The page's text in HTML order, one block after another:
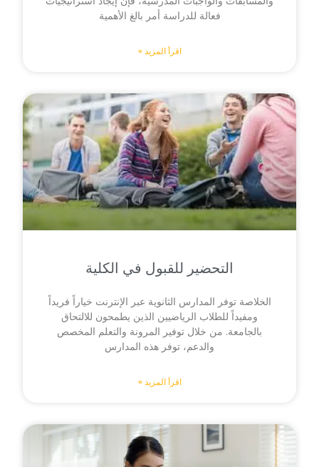
فعالة للدراسة أمر بالغ الأهمية
اقرأ المزيد »
التحضير للقبول في الكلية
الخلاصة توفر المدارس الثانوية عبر الإنترنت خياراً فريداً
ومفيداً للطلاب الرياضيين الذين يطمحون للالتحاق
بالجامعة. من خلال توفير المرونة والتعلم المخصص
والدعم، توفر هذه المدارس
اقرأ المزيد »